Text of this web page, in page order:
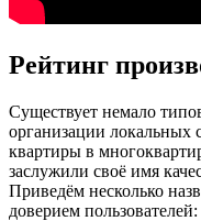
Рейтинг
Существует немало
организации локальных
квартиры в
заслужили своё имя
Приведём несколько
доверием пользователей: